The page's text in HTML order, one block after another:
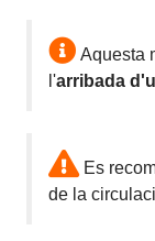
Aquesta
l'arribada
Es
de la